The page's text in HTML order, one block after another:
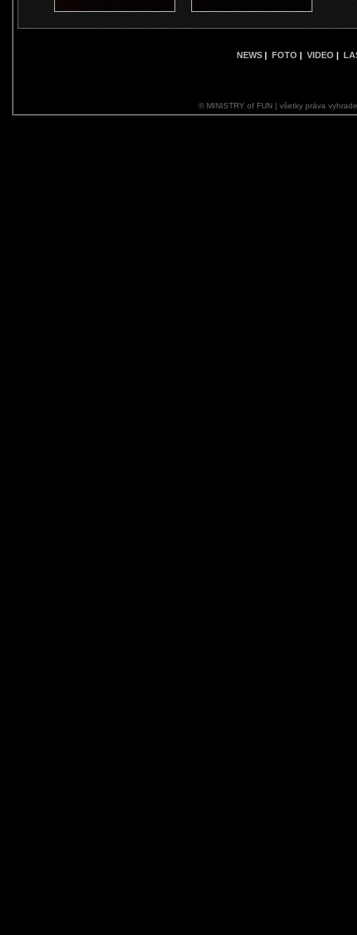
NEWS | FOTO | VIDEO |
© MINISTRY of FUN | všetky práva